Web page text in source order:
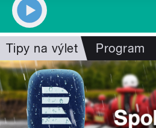
Tipy na výlet Program